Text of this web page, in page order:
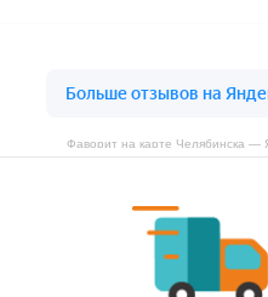
Фаворит на карте Челябинска —